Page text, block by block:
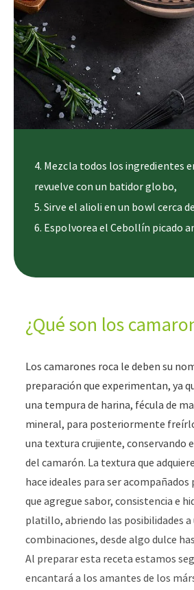
Mezcla todos los ingredientes
revuelve con un batidor globo,
Sirve el alioli en un bowl cerca
Espolvorea el Cebollín picado
¿Qué son los
Los camarones roca le deben su
preparación que experimentan, ya
una tempura de harina, fécula de
mineral, para posteriormente
una textura crujiente, conservando
del camarón. La textura que
hace ideales para ser acompañados
que agregue sabor, consistencia e
platillo, abriendo las posibilidades a
combinaciones, desde algo dulce
Al preparar esta receta estamos
encantará a los amantes de los